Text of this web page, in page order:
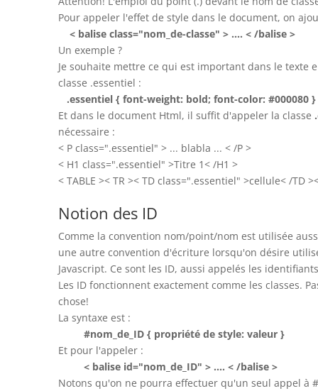
Pour appeler l'effet de style dans le document, on
< balise class="nom_de-classe" > .... < /balise >
Un exemple ?
Je souhaite mettre ce qui est important dans le texte
classe .essentiel :
.essentiel { font-weight: bold; font-color: #000080 }
Et dans le document Html, il suffit d'appeler la classe
nécessaire :
< P class=".essentiel" > ... blabla ... < /P >
< H1 class=".essentiel" >Titre 1< /H1 >
< TABLE >< TR >< TD class=".essentiel" >cellule< /TD
Notion des ID
Comme la convention nom/point/nom est utilisée
une autre convention d'écriture lorsqu'on désire
Javascript. Ce sont les ID, aussi appelés les
Les ID fonctionnent exactement comme les classes.
chose!
La syntaxe est :
#nom_de_ID { propriété de style: valeur }
Et pour l'appeler :
< balise id="nom_de_ID" > .... < /balise >
Notons qu'on ne pourra effectuer qu'un seul appel à